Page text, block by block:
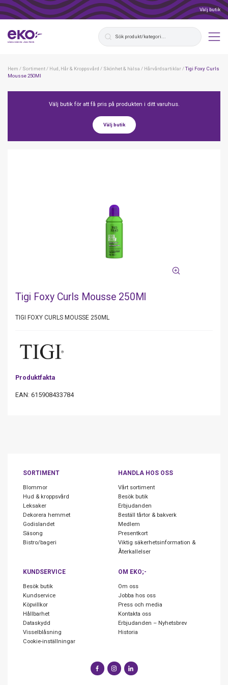
Välj butik
Hem / Sortiment/ Hud, Hår & Kroppsvård / Skönhet & hälsa / Hårvårdsartiklar/Tigi Foxy Curls
Mousse 250Ml
Välj butik för att få pris på produkten i ditt varuhus.
Välj butik
Tigi Foxy Curls Mousse 250Ml
TIGI FOXY CURLS MOUSSE 250ML
Produktfakta
EAN: 615908433784
SORTIMENT
Blommor
Hud & kroppsvård
Leksaker
Dekorera hemmet
Godislandet
Säsong
Bistro/bageri
HANDLA HOS OSS
Vårt sortiment
Besök butik
Erbjudanden
Beställ tårtor & bakverk
Medlem
Presentkort
Viktig säkerhetsinformation &
Återkallelser
KUNDSERVICE
Besök butik
Kundservice
Köpvillkor
Hållbarhet
Dataskydd
Visselblåsning
Cookie-inställningar
OM EKO;-
Om oss
Jobba hos oss
Press och media
Kontakta oss
Erbjudanden – Nyhetsbrev
Historia